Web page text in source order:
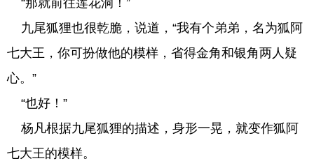
“那就前往莲花洞！”
九尾狐狸也很乾脆，说道，“我有个弟弟，名为狐阿
七大王，你可扮做他的模样，省得金角和银角两人疑
心。”
“也好！”
杨凡根据九尾狐狸的描述，身形一晃，就变作狐阿
七大王的模样。